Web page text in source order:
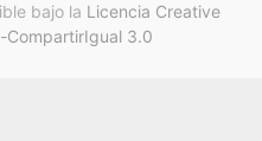
bajo la Licencia Creative
CompartirIgual 3.0